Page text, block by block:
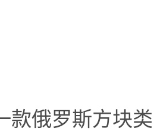
款俄罗斯方块